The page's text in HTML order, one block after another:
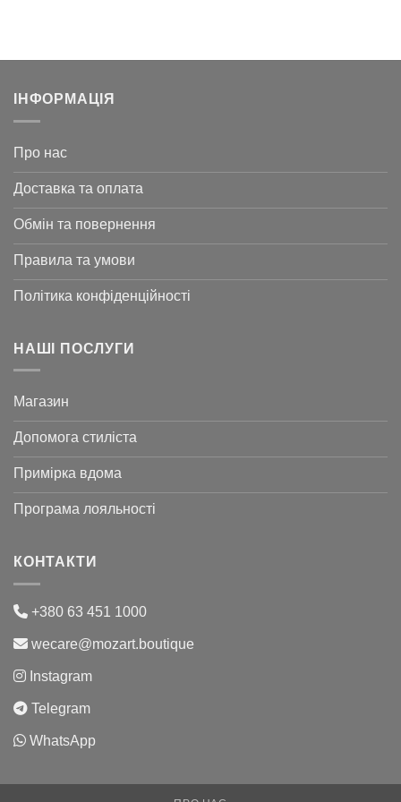
ІНФОРМАЦІЯ
Про нас
Доставка та оплата
Обмін та повернення
Правила та умови
Політика конфіденційності
НАШІ ПОСЛУГИ
Магазин
Допомога стиліста
Примірка вдома
Програма лояльності
КОНТАКТИ
+380 63 451 1000
wecare@mozart.boutique
Instagram
Telegram
WhatsApp